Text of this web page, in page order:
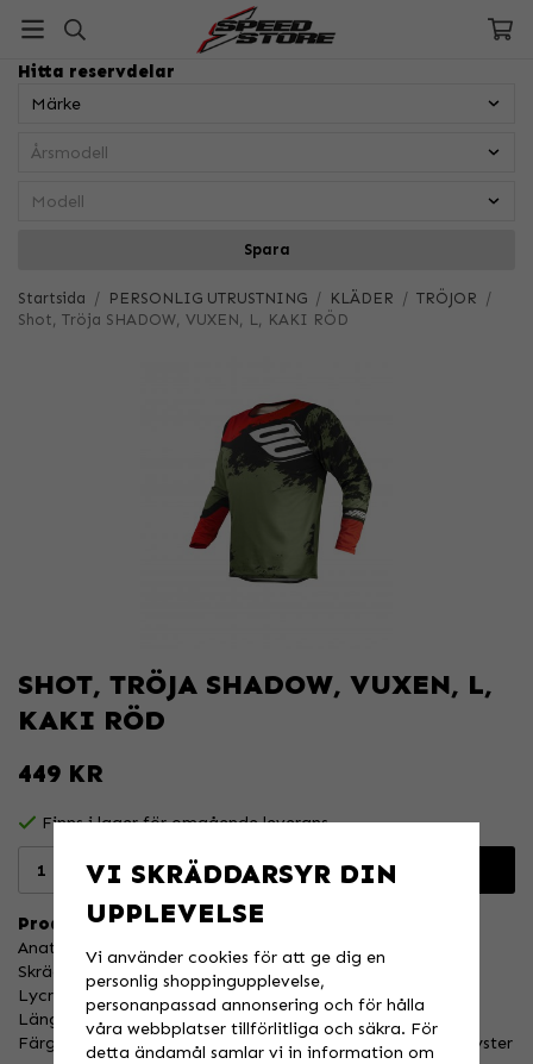
Hitta reservdelar
Spara
Startsida / PERSONLIG UTRUSTNING / KLÄDER / TRÖJOR /
Shot, Tröja SHADOW, VUXEN, L, KAKI RÖD
SHOT, TRÖJA SHADOW, VUXEN, L,
KAKI RÖD
449 KR
Finns i lager för omgående leverans
Lägg i varukorgen
Produktbeskrivning:
Anatomisk skurning för obegränsad rörlighet
Skräddarsydd passform på ärmar
Lycra insatser på axlarna
Längre rygg för att hålla tröjan på plats
Färgsublimeringsprocessen gör att färgen aldrig tappar lyster
VI SKRÄDDARSYR DIN
UPPLEVELSE
Vi använder cookies för att ge dig en
personlig shoppingupplevelse,
personanpassad annonsering och för hålla
våra webbplatser tillförlitliga och säkra. För
detta ändamål samlar vi in information om